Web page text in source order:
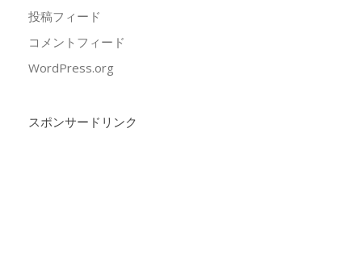
投稿フィード
コメントフィード
WordPress.org
スポンサードリンク